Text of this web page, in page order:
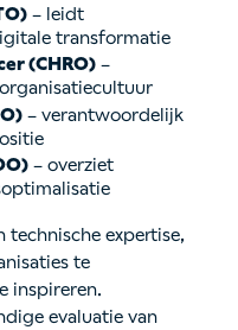
– leidt
transformatie
(CHRO)–
– verantwoordelijk
– overziet
technische expertise,
te
inspireren.
evaluatie van